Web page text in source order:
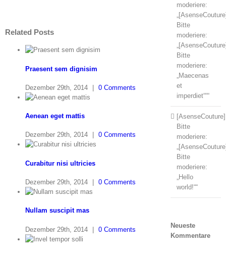
Related Posts
Praesent sem dignisim
Dezember 29th, 2014 0 Comments
Aenean eget mattis
Dezember 29th, 2014 0 Comments
Curabitur nisi ultricies
Dezember 29th, 2014 0 Comments
Nullam suscipit mas
Dezember 29th, 2014 | 0 Comments
moderiere:
Bitte
moderiere:
Bitte
moderiere:
„Maecenas
et
imperdiet“““
[AsenseCouture]
Bitte
moderiere:
Bitte
moderiere:
„Hello
world!““
Neueste
Kommentare